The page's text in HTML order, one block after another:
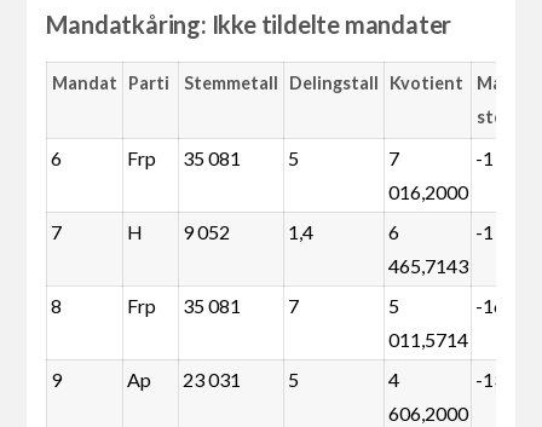
Mandatkåring: Ikke tildelte mandater
Mandat Parti Stemmetall Delingstall Kvotient
Margin
6 Frp 35 081 5
7
016,2000
-1 462
7 H 9 052 1,4
6
465,7143
-1 180
8 Frp 35 081 7
5
011,5714
-16 080
9 Ap 23 031 5
4
606,2000
-13 512